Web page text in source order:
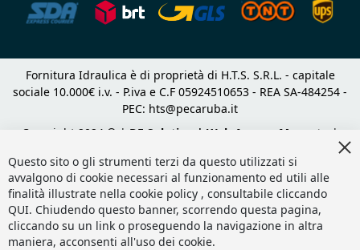
Fornitura Idraulica è di proprietà di H.T.S. S.R.L. - capitale
sociale 10.000€ i.v. - P.iva e C.F 05924510653 - REA SA-484254 -
PEC: hts@pecaruba.it
Copyright 2024 © | DF Solution | Web Agency Magento
|
Questo sito o gli strumenti terzi da questo utilizzati si
avvalgono di cookie necessari al funzionamento ed utili alle
finalità illustrate nella cookie policy , consultabile cliccando
QUI. Chiudendo questo banner, scorrendo questa pagina,
cliccando su un link o proseguendo la navigazione in altra
maniera, acconsenti all'uso dei cookie.